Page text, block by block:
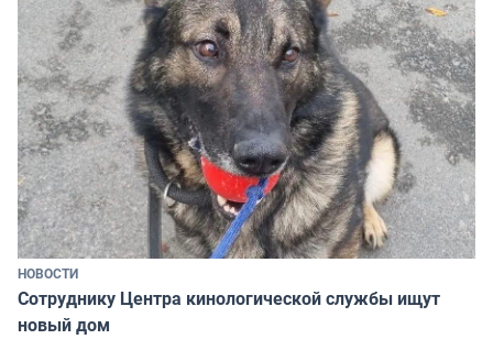
НОВОСТИ
Сотруднику Центра кинологической службы ищут
новый дом